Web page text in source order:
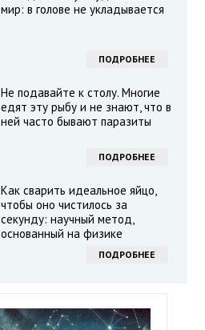
мир: в голове не укладывается
ПОДРОБНЕЕ
Не подавайте к столу. Многие
едят эту рыбу и не знают, что в
ней часто бывают паразиты
ПОДРОБНЕЕ
Как сварить идеальное яйцо,
чтобы оно чистилось за
секунду: научный метод,
основанный на физике
ПОДРОБНЕЕ